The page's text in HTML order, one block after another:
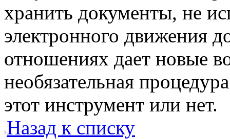
хранить документы, не
электронного движения
отношениях дает новые
необязательная
этот инструмент или нет.
Назад к списку